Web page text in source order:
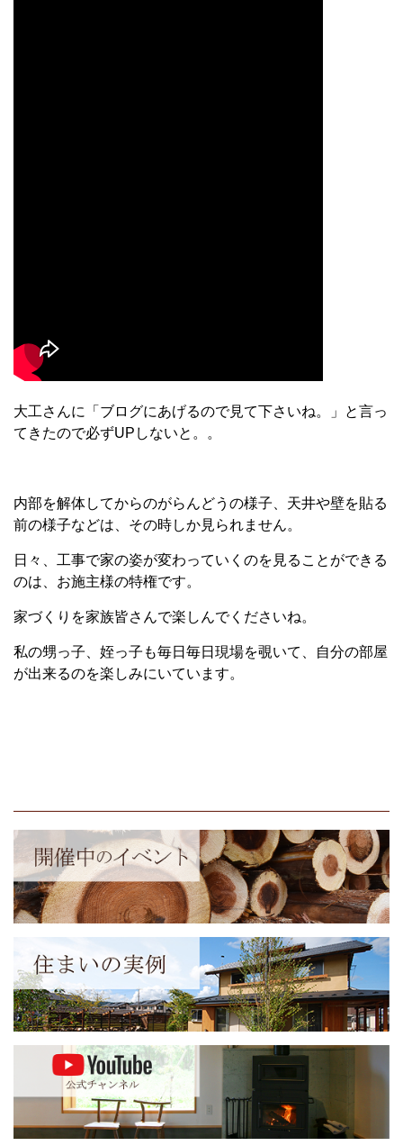
大工さんに「ブログにあげるので見て下さいね。」と言っ
てきたので必ずUP しないと。。
内部を解体してからのがらんどうの様子、天井や壁を貼る
前の様子などは、その時しか見られません。
日々、工事で家の姿が変わっていくのを見ることができる
のは、お施主様の特権です。
家づくりを家族皆さんで楽しんでくださいね。
私の甥っ子、姪っ子も毎日毎日現場を覗いて、自分の部屋
が出来るのを楽しみにいています。